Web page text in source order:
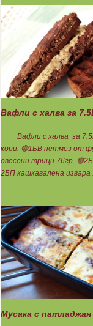
се лука и каймата в
Каймата да стане на
мазнина. Добавя се
и се добавя чаша вода.
докато изври водата.
останалите подправки
Подреждат се в тава,
вода до средата на
кисело и прясно мляко,
Претегля се общото
на 17 и се определя за
трябва да сте
тавата, в която се
Вафли с халва за
Вафли с халва за
кори: 🔴1БВ петмез от
овесени трици 76гр.
2БП кашкавалена извара
или смлени бадеми 9гр.
ванилия. За халвата:
20гр. 🔴2.5БВ мед 30гр.
5ч.л. Мазнините са
протеина и белтъците!
приготвяне на
смесва заедно и се
набъбнат. Сместа става
степен 2 - 3- 4 от 5.
Мусака с